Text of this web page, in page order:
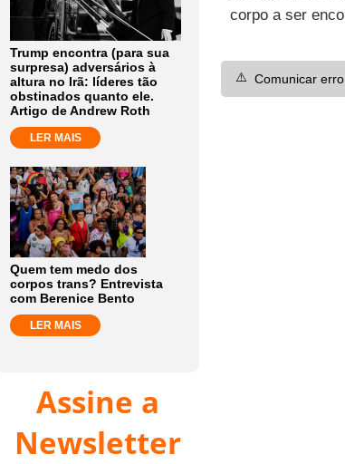
Trump encontra (para sua
surpresa) adversários à
altura no Irã: líderes tão
obstinados quanto ele.
Artigo de Andrew Roth
LER MAIS
Quem tem medo dos
corpos trans? Entrevista
com Berenice Bento
LER MAIS
Assine a
Newsletter
corpo a ser
⚠️ Comunicar erro